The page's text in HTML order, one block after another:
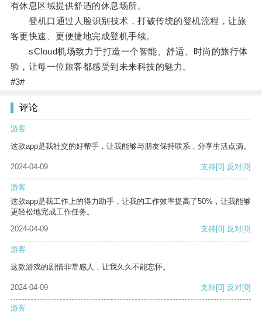
有休息区域提供舒适的休息场所。
登机口通过人脸识别技术，打破传统的登机流程，让旅
客更快速、更便捷地完成登机手续。
sCloud机场致力于打造一个智能、舒适、时尚的旅行体
验，让每一位旅客都感受到未来科技的魅力。
#3#
评论
游客
这款app是我社交的好帮手，让我能够与朋友保持联系，分享生活点滴。
2024-04-09 支持[0] 反对[0]
游客
这款app是我工作上的得力助手，让我的工作效率提高了50%，让我能够
更轻松地完成工作任务。
2024-04-09
支持[0] 反对[0]
游客
这款游戏的剧情非常感人，让我久久不能忘怀。
2024-04-09 支持[0] 反对[0]
游客